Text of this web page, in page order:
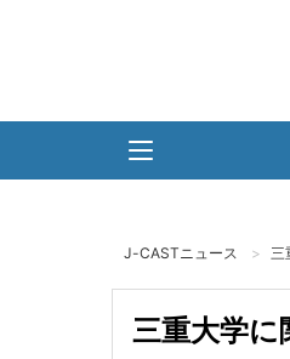
J-CASTニュース 三
三重大学に